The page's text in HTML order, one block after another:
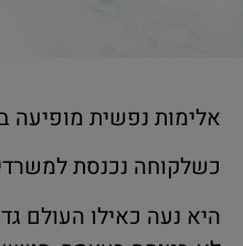
אלימות נפשית מופיעה
כשלקוחה נכנסת
היא נעה כאילו העולם